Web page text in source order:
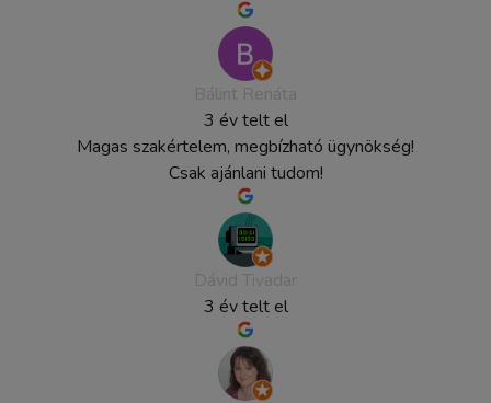
3 év telt el
Magas szakértelem, megbízható ügynökség!
Csak ajánlani tudom!
3 év telt el